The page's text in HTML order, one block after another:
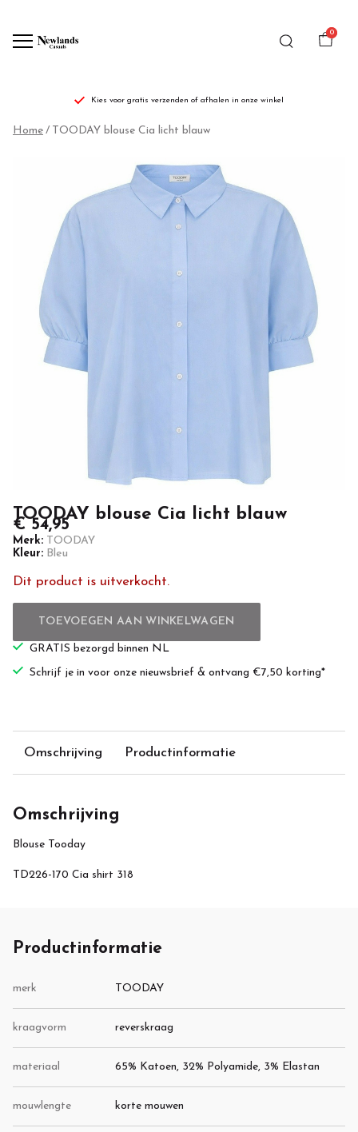
0
Kies voor gratis verzenden of afhalen in onze winkel
TOODAY
licht
blauw
Newlands
Casuals
Home TOODAY blouse Cia licht blauw
TOODAY blouse Cia licht blauw
€ 54,95
Merk: TOODAY
Kleur: Bleu
Dit product is uitverkocht.
TOEVOEGEN AAN WINKELWAGEN
GRATIS bezorgd binnen NL
Schrijf je in voor onze nieuwsbrief & ontvang €7,50 korting*
Omschrijving Productinformatie
Omschrijving
Blouse Tooday
TD226-170 Cia shirt 318
Productinformatie
merk TOODAY
kraagvorm reverskraag
materiaal 65% Katoen, 32% Polyamide, 3% Elastan
mouwlengte korte mouwen